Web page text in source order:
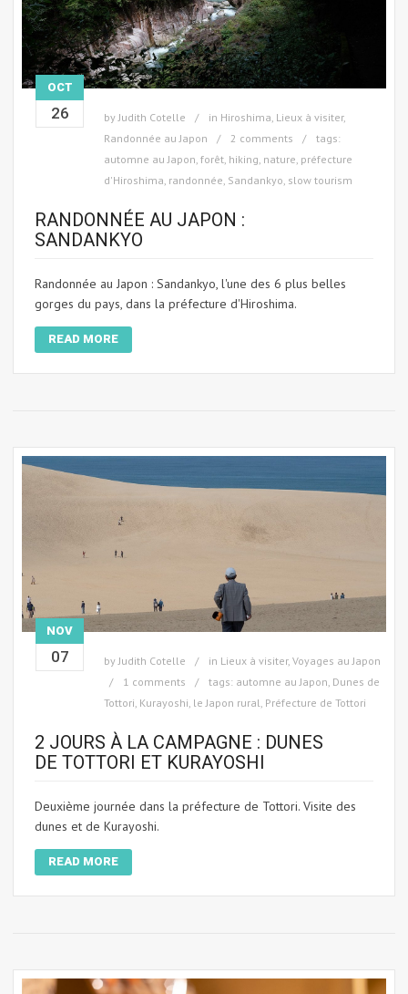
OCT
26 byJudith Cotelle in Hiroshima, Lieux à visiter,
Randonnée au Japon
2 comments
tags:
automne au Japon, forêt, hiking, nature, préfecture
d'Hiroshima, randonnée, Sandankyo, slow tourism
RANDONNÉE AU JAPON :
SANDANKYO
Randonnée au Japon : Sandankyo, l'une des 6 plus belles
gorges du pays, dans la préfecture d'Hiroshima.
READ MORE
NOV
07 by Judith Cotelle in Lieux à visiter, Voyages au Japon
1 comments
tags: automne au Japon Dunes de
Tottori Kurayoshi le Japon rural Préfecture de Tottori
2 JOURS À LA CAMPAGNE : DUNES
DE TOTTORI ET KURAYOSHI
Deuxième journée dans la préfecture de Tottori. Visite des
dunes et de Kurayoshi.
READ MORE